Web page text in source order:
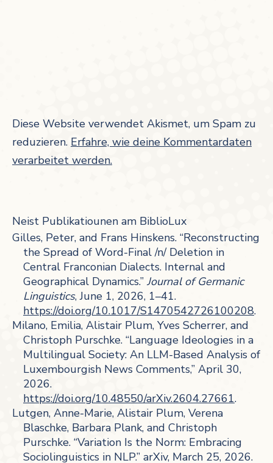
Diese Website verwendet Akismet, um Spam zu
reduzieren. Erfahre, wie deine Kommentardaten
verarbeitet werden.
Neist Publikatiounen am BiblioLux
Gilles, Peter, and Frans Hinskens. “Reconstructing
the Spread of Word-Final /n/ Deletion in
Central Franconian Dialects. Internal and
Geographical Dynamics.” Journal of Germanic
Linguistics, June 1, 2026, 1–41.
https://doi.org/10.1017/S1470542726100208.
Milano, Emilia, Alistair Plum, Yves Scherrer, and
Christoph Purschke. “Language Ideologies in a
Multilingual Society: An LLM-Based Analysis of
Luxembourgish News Comments,” April 30,
2026.
https://doi.org/10.48550/arXiv.2604.27661.
Lutgen, Anne-Marie, Alistair Plum, Verena
Blaschke, Barbara Plank, and Christoph
Purschke. “Variation Is the Norm: Embracing
Sociolinguistics in NLP.” arXiv, March 25, 2026.